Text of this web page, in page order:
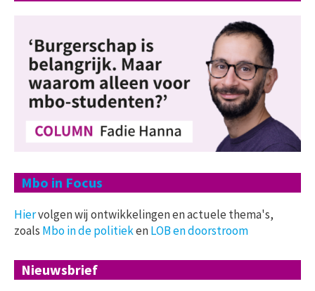
Mbo in Focus
Hiervolgen wij ontwikkelingen en actuele thema's,
zoals Mbo in de politiekenLOB en doorstroom
Nieuwsbrief